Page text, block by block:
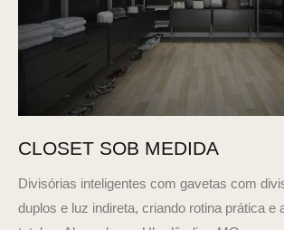
CLOSET SOB MEDIDA
Divisórias inteligentes com gavetas com
duplos e luz indireta, criando rotina prática e